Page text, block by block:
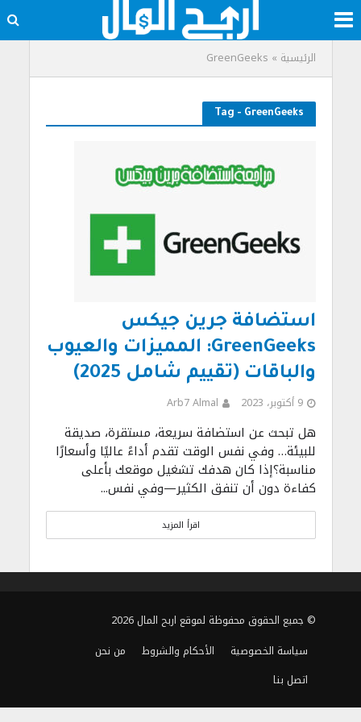
الرئيسية »
GreenGeeks
Tag - GreenGeeks
استضافة جرين جيكس
GreenGeeks: المميزات والعيوب
والباقات (تقييم شامل 2025)
9 أكتوبر، 2023 Arb7 Almal
هل تبحث عن استضافة سريعة، مستقرة، صديقة
للبيئة… وفي نفس الوقت تقدم أداءً عاليًا وأسعارًا
مناسبة؟إذا كان هدفك تشغيل موقعك بأعلى
كفاءة دون أن تنفق الكثير—وفي نفس...
اقرأ المزيد
© جميع الحقوق محفوظة لموقع اربح المال 2026
سياسة الخصوصية
الأحكام والشروط
من نحن
اتصل بنا